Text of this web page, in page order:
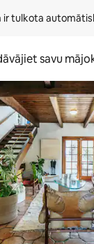
ir tulkota
savu